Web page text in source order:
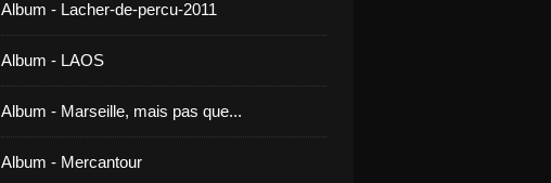
Album - Lacher-de-percu-2011
Album - LAOS
Album - Marseille, mais pas que...
Album - Mercantour